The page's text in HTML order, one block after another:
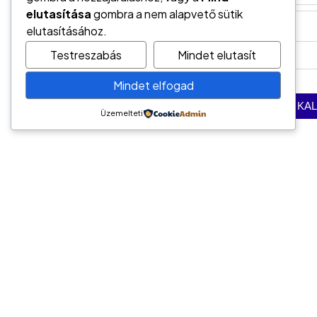
elutasításagombra a nem alapvető sütik
elutasításához.
Testreszabás
Mindet elutasít
Mindet elfogad
Üzemelteti